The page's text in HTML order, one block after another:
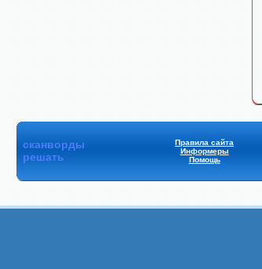
сканворды
решать
Правила сайта
Информеры
Помощь